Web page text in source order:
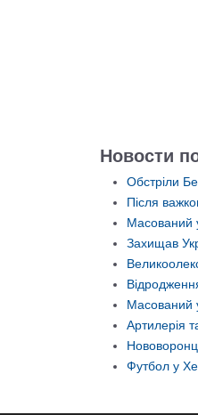
Новости
Обстріли
Після
Масований
Захищав
Масований
Артилерія
Футбол у